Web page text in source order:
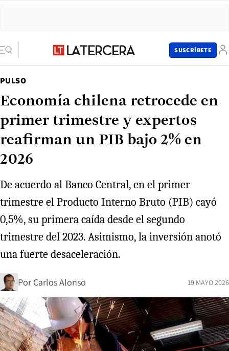
SUSCRÍBETE
PULSO
Economía chilena retrocede en
primer trimestre y expertos
reafirman un PIB bajo 2% en
2026
De acuerdo al Banco Central, en el primer
trimestre el Producto Interno Bruto (PIB) cayó
0,5%, su primera caída desde el segundo
trimestre del 2023. Asimismo, la inversión anotó
una fuerte desaceleración.
Por Carlos Alonso 19 MAYO 2026